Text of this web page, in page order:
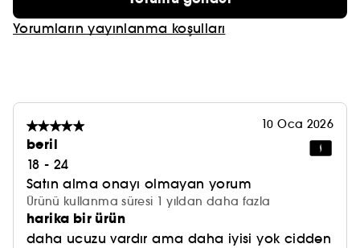
Kartonları sürdürülebilir şekilde yönetilen
ormanlardan geliyor ve bitkisel mürekkepler
Yorumların yayınlanma koşulları
10 Oca 2026
beril
18 - 24
Satın alma onayı olmayan yorum
Ürünü kullanma süresi 1 yıldan daha fazla
harika bir ürün
daha ucuzu vardır ama daha iyisi yok cidden